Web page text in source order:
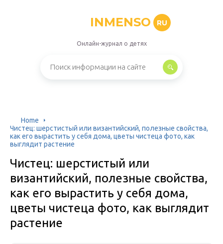
INMENSO RU
Онлайн-журнал о детях
Home
Чистец: шерстистый или византийский, полезные свойства,
как его вырастить у себя дома, цветы чистеца фото, как
выглядит растение
Чистец: шерстистый или
византийский, полезные свойства,
как его вырастить у себя дома,
цветы чистеца фото, как выглядит
растение